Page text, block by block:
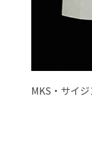
MKS・サイ